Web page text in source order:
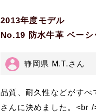
2013年度モデル
No.19 防水牛革 ベー
静岡県 M.T.さん
品質、耐久性などがすべ
さんに決めました。<br